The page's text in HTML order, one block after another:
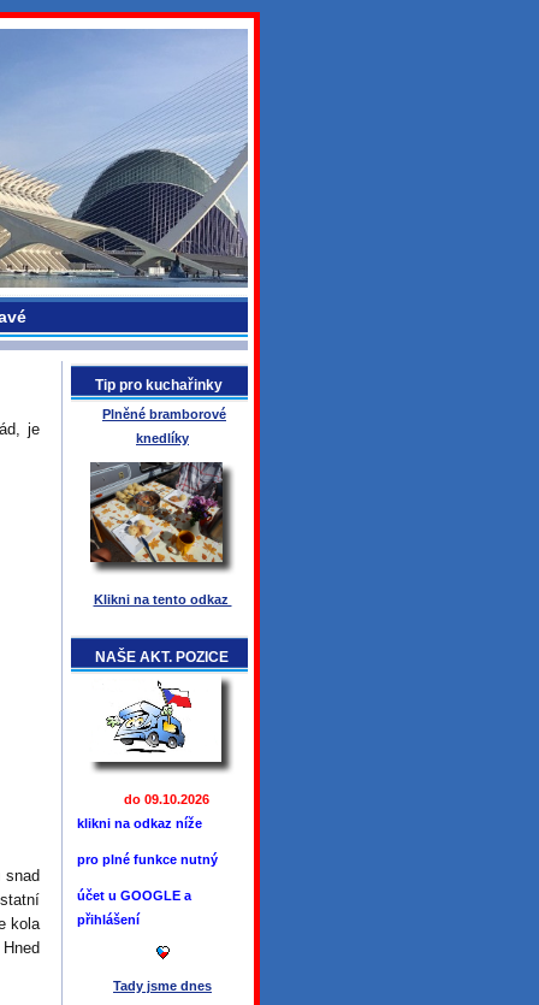
Tip pro kuchařinky
Plněné bramborové
knedlíky
Klikni na tento odkaz
NAŠE AKT. POZICE
do 09.10.2026
klikni na odkaz níže
pro plné funkce nutný
účet u GOOGLE a
přihlášení
Tady jsme dnes
je
snad
kola